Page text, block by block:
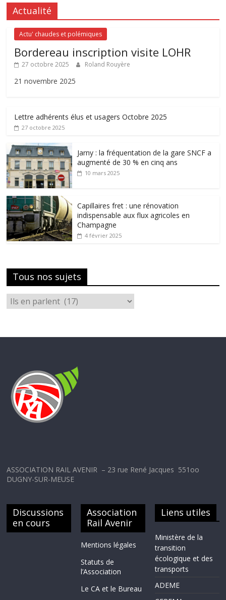
Actualité
Actu' chaudes et polémiques
Bordereau inscription visite LOHR
27 octobre 2025 Roland Rouyère
21 novembre 2025
Lettre adhérents élus et usagers Octobre 2025
27 octobre 2025
Jarny : la fréquentation de la gare SNCF a
augmenté de 30 % en cinq ans
10 mars 2025
Capillaires fret : une rénovation
indispensable aux flux agricoles en
Champagne
4 février 2025
Tous nos sujets
Tous
nos
ASSOCIATION RAIL AVENIR – 23 rue René Jacques 551oo
DUGNY-SUR-MEUSE
Discussions
en cours
Association
Rail Avenir
Mentions légales
Statuts de
l’Association
Le CA et le Bureau
Liens utiles
Ministère de la
transition
écologique et des
transports
ADEME